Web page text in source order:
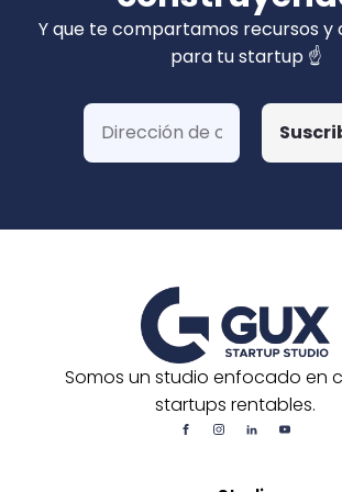
privados). Hemos ganado más de
de Corfo y 3 Startups Chile,
postulaciones o convocatorias.
Y que te compartamos recursos y
para tu startup ☝️
Somos un studio enfocado en
startups rentables.